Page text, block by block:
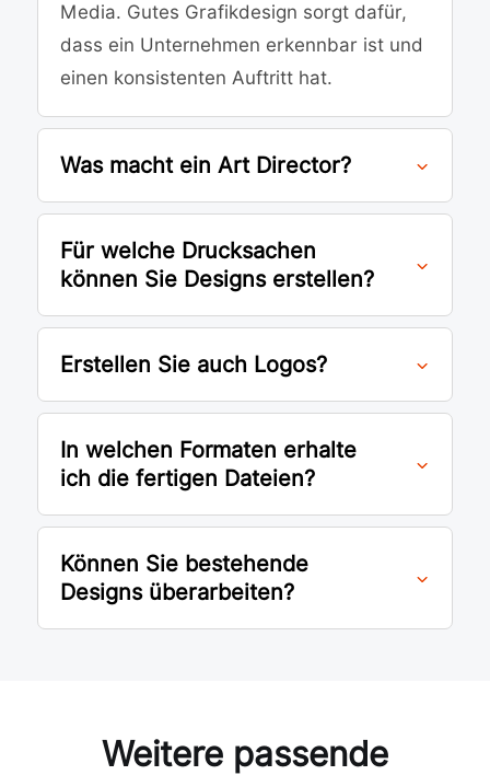
Media. Gutes Grafikdesign sorgt dafür,
dass ein Unternehmen erkennbar ist und
einen konsistenten Auftritt hat.
Was macht ein Art Director?
Für welche Drucksachen
können Sie Designs erstellen?
Erstellen Sie auch Logos?
In welchen Formaten erhalte
ich die fertigen Dateien?
Können Sie bestehende
Designs überarbeiten?
Weitere passende